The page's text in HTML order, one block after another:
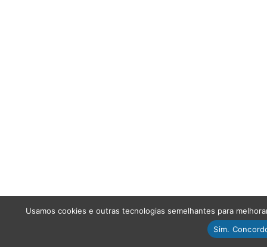
Usamos cookies e outras tecnologias semelhantes para
Sim.